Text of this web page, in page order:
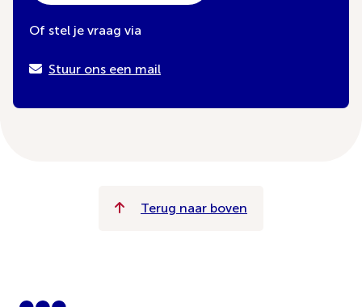
Of stel je vraag via
Stuur ons een mail
Terug naar boven